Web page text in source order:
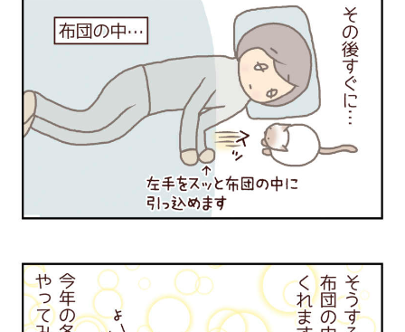
閉じる
pecodogs
いぬ部をフォロー
pecocats
ねこ部をフォロー
PECOアプリをダウンロード済みの方
アプリで開く